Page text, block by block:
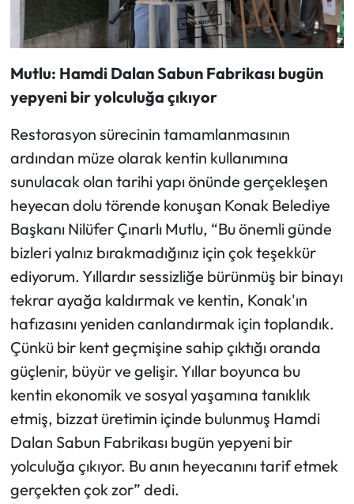
Mutlu: Hamdi Dalan Sabun Fabrikası bugün
yepyeni bir yolculuğa çıkıyor
Restorasyon sürecinin tamamlanmasının
ardından müze olarak kentin kullanımına
sunulacak olan tarihi yapı önünde gerçekleşen
heyecan dolu törende konuşan Konak Belediye
Başkanı Nilüfer Çınarlı Mutlu, “Bu önemli günde
bizleri yalnız bırakmadığınız için çok teşekkür
ediyorum. Yıllardır sessizliğe bürünmüş bir binayı
tekrar ayağa kaldırmak ve kentin, Konak'ın
hafızasını yeniden canlandırmak için toplandık.
Çünkü bir kent geçmişine sahip çıktığı oranda
güçlenir, büyür ve gelişir. Yıllar boyunca bu
kentin ekonomik ve sosyal yaşamına tanıklık
etmiş, bizzat üretimin içinde bulunmuş Hamdi
Dalan Sabun Fabrikası bugün yepyeni bir
yolculuğa çıkıyor. Bu anın heyecanını tarif etmek
gerçekten çok zor” dedi.